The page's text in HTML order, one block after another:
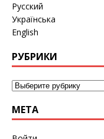
Русский
Українська
English
РУБРИКИ
МЕТА